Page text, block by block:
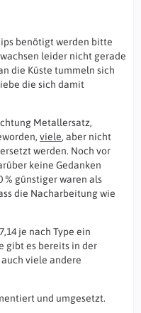
benötigt werden bitte
leider nicht gerade
die Küste tummeln sich
die sich damit
Metallersatz,
viele, aber nicht
werden. Noch vor
keine Gedanken
% günstiger waren als
die Nacharbeitung wie
je nach Type ein
gibt es bereits in der
viele andere
und umgesetzt.